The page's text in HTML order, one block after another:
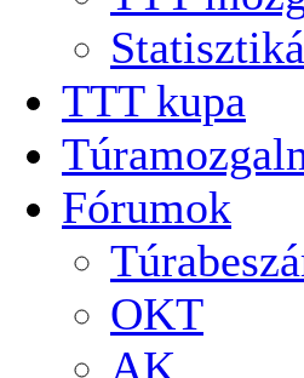
TTT kupa
Fórumok
OKT
AK